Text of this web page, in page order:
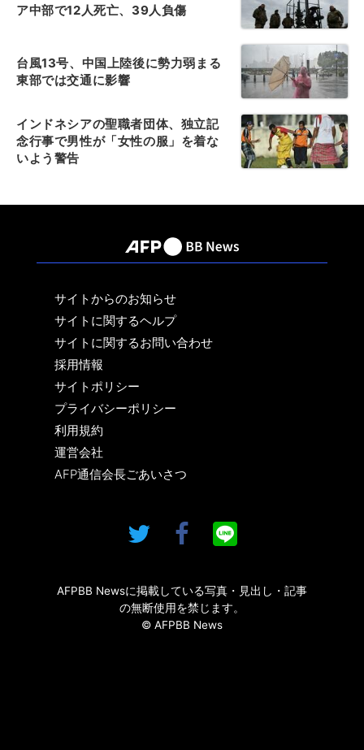
ア中部で12人死亡、39人負傷
台風13号、中国上陸後に勢力弱まる
東部では交通に影響
インドネシアの聖職者団体、独立記
念行事で男性が「女性の服」を着な
いよう警告
サイトからのお知らせ
サイトに関するヘルプ
サイトに関するお問い合わせ
採用情報
サイトポリシー
プライバシーポリシー
利用規約
運営会社
AFP通信会長ごあいさつ
AFPBB Newsに掲載している写真・見出し・記事
の無断使用を禁じます。
© AFPBB News